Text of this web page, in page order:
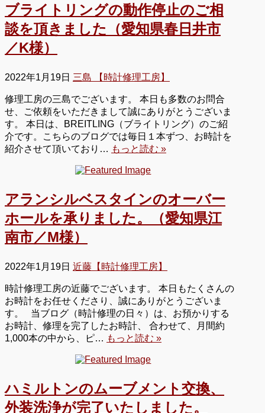
ブライトリングの動作停止のご相
談を頂きました（愛知県春日井市
／K様）
2022年1月19日 三島 【時計修理工房】
修理工房の三島でございます。 本日も多数のお問合
せ、ご依頼をいただきまして誠にありがとうございま
す。 本日は、BREITLING（ブライトリング）のご紹
介です。こちらのブログでは毎日１本ずつ、お時計を
紹介させて頂いており… もっと読む »
アランシルベスタインのオーバー
ホールを承りました。（愛知県江
南市／M様）
2022年1月19日 近藤【時計修理工房】
時計修理工房の近藤でございます。 本日もたくさんの
お時計をお任せくださり、誠にありがとうございま
す。 当ブログ（時計修理の日々）は、お預かりする
お時計、修理を完了したお時計、 合わせて、月間約
1,000本の中から、ピ… もっと読む »
ハミルトンのムーブメント交換、
外装洗浄が完了いたしました。